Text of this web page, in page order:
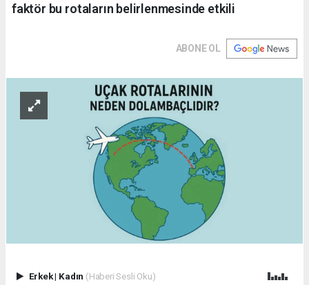
faktör bu rotaların belirlenmesinde etkili
ABONE OL
Erkek| Kadın (Haberi Sesli Oku)